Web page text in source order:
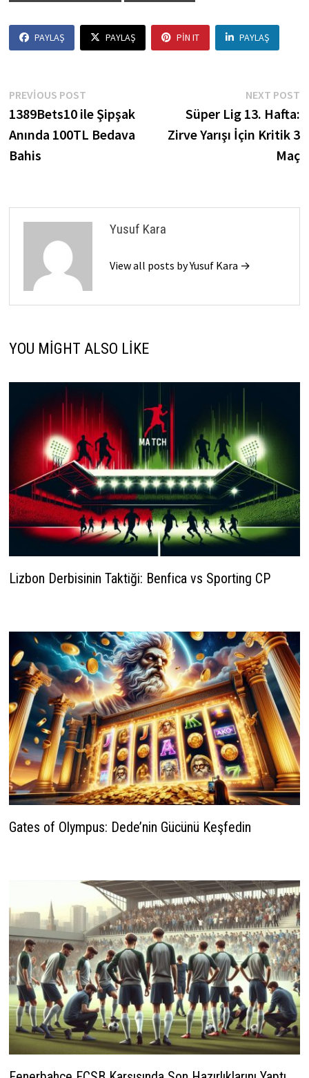
PAYLAŞ PAYLAŞ PIN IT PAYLAŞ
Yazı
gezinmesi
PREVIOUS POSTPrevious
post:
1389Bets10 ile Şipşak
Anında 100TL Bedava
Bahis
NEXT POST
Süper Lig 13. Hafta:
Zirve Yarışı İçin Kritik 3
Maç
Yusuf Kara
View all posts by Yusuf Kara →
YOU MIGHT ALSO LIKE
Lizbon Derbisinin Taktiği: Benfica vs Sporting CP
Gates of Olympus: Dede’nin Gücünü Keşfedin